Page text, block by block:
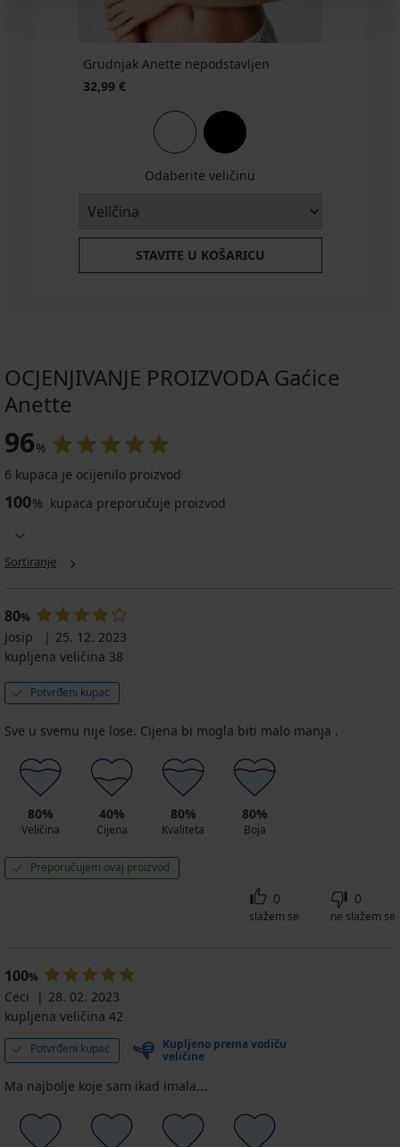
Grudnjak Anette nepodstavljen
32,99 €
Odaberite veličinu
STAVITE U KOŠARICU
OCJENJIVANJE PROIZVODA Gaćice
Anette
96%
6 kupaca je ocijenilo proizvod
100% kupaca preporučuje proizvod
Sortiranje
80%
Josip
25. 12. 2023
kupljena veličina 38
Potvrđeni kupac
Sve u svemu nije lose. Cijena bi mogla biti malo manja .
80%
Veličina
40%
Cijena
80%
Kvaliteta
80%
Boja
Preporučujem ovaj proizvod
0
slažem se
0
ne slažem se
100%
Ceci
28. 02. 2023
kupljena veličina 42
Potvrđeni kupac
Kupljeno prema vodiču
veličine
Ma najbolje koje sam ikad imala...